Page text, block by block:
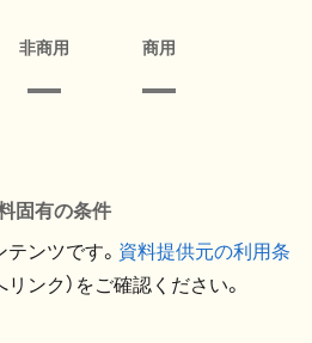
非商用 商用
固有の条件
ンツです。 資料提供元の利用条
リンク）をご確認ください。